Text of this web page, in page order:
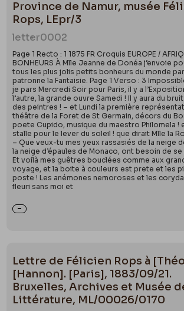
Province de Namur, musée
Rops, LEpr/3
letter0002
Page 1 Recto : 1 1875 FR Croquis EUROPE /
BONHEURS À Mlle Jeanne de Donéa j’envoie
tous les plus jolis petits bonheurs du monde
patronne la Fantaisie. Page 1 Verso : 3
je pars Mercredi Soir pour Paris, il y a
l’autre, la grande ouvre Samedi ! Il y aura du
des peintres ! – et Lundi la première
théâtre de la Foret de St Germain, décors du
poete Cupido, musique du maestro Philomela !
stalle pour le lever du soleil ! que dirait Mlle la
– Que veux-tu mes yeux rassasiés de la neige
la neige d’épaules de Monaco, ont besoin de
Et voilà mes guêtres bouclées comme aux
voyage, et la boite à couleurs est prete et les
poste ! Les anémones nemoroses et les
fleuri sans moi et
Lettre de Félicien Rops à
[Hannon]. [Paris], 1883/09/21.
Bruxelles, Archives et Musée
Littérature, ML/00026/0170